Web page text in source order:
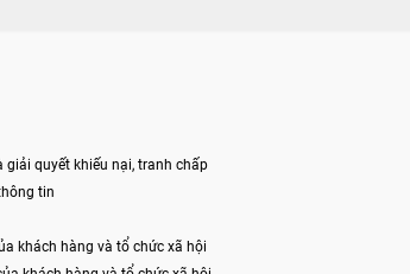
giải quyết khiếu nại, tranh chấp
tin
khách hàng và tổ chức xã hội